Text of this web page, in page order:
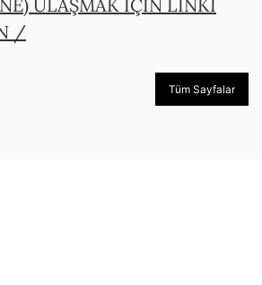
ULAŞMAK İÇİN LİNKİ
/
Tüm Sayfalar